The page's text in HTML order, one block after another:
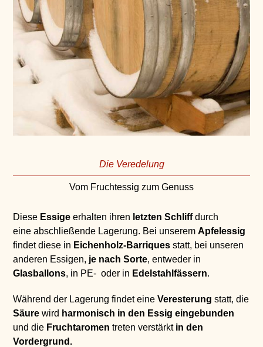
Die Veredelung
Vom Fruchtessig zum Genuss
Diese Essige erhalten ihren letzten Schliffdurch
eine abschließende Lagerung. Bei unseremApfelessig
findet diese in Eichenholz-Barriques statt, bei unseren
anderen Essigen, je nach Sorte, entweder in
Glasballons, in PE- oder in Edelstahlfässern.
Während der Lagerung findet eineVeresterung statt, die
Säure wird harmonisch in den Essig eingebunden
und die Fruchtaromen treten verstärktin den
Vordergrund.